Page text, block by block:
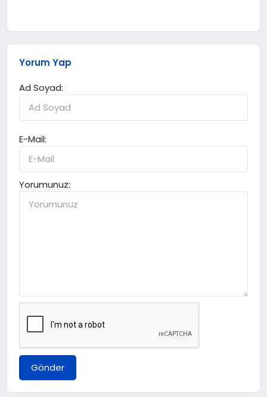
Yorum Yap
Ad Soyad:
E-Mail:
Yorumunuz:
Gönder